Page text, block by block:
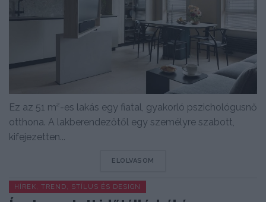
Ez az 51 m²-es lakás egy fiatal, gyakorló pszichológusnő
otthona. A lakberendezőtől egy személyre szabott,
kifejezetten...
ELOLVASOM
HÍREK, TREND, STÍLUS ÉS DESIGN